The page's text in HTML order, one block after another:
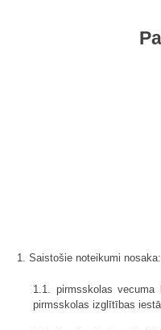
1. Saistošie noteikumi nosaka:
1.1. pirmsskolas vecuma
pirmsskolas izglītības